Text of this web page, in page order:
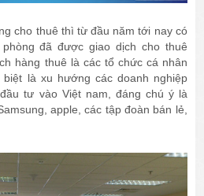
cho thuê thì từ đầu năm tới nay có
đã được giao dịch cho thuê
hàng thuê là các tổ chức cá nhân
là xu hướng các doanh nghiệp
tư vào Việt nam, đáng chú ý là
apple, các tập đoàn bán lẻ,